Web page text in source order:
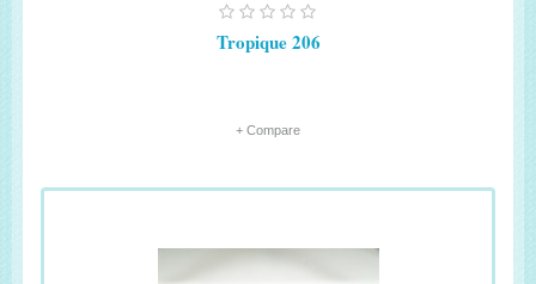
Tropique 206
+ Compare